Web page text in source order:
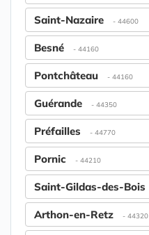
Saint-Nazaire - 44600
Besné - 44160
Pontchâteau - 44160
Guérande - 44350
Préfailles - 44770
Pornic - 44210
Saint-Gildas-des-Bois
Arthon-en-Retz - 44320